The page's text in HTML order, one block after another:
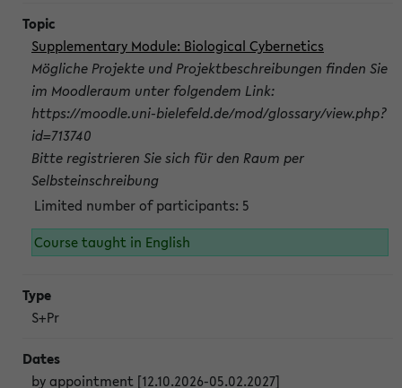
Supplementary Module: Biological Cybernetics
Mögliche Projekte und Projektbeschreibungen finden Sie
im Moodleraum unter folgendem Link:
https://moodle.uni-bielefeld.de/mod/glossary/view.php?
id=713740
Bitte registrieren Sie sich für den Raum per
Selbsteinschreibung
Limited number of participants: 5
Course taught in English
S+Pr
by appointment [12.10.2026-05.02.2027]